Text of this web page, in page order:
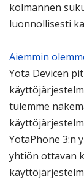
kolmannen
luonnollisesti
Aiemmin
Yota Devicen
tulemme
YotaPhone 3:n
yhtiön ottavan